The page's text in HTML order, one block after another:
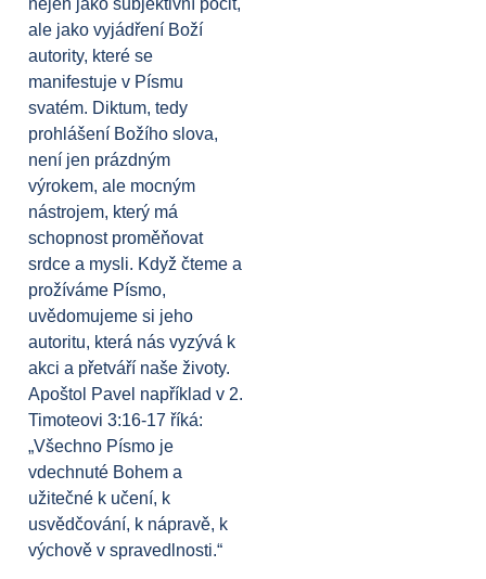
nejen jako subjektivní pocit,
ale jako vyjádření Boží
autority, které se
manifestuje v Písmu
svatém. Diktum, tedy
prohlášení Božího slova,
není jen prázdným
výrokem, ale mocným
nástrojem, který má
schopnost proměňovat
srdce a mysli. Když čteme a
prožíváme Písmo,
uvědomujeme si jeho
autoritu, která nás vyzývá k
akci a přetváří naše životy.
Apoštol Pavel například v 2.
Timoteovi 3:16-17 říká:
„Všechno Písmo je
vdechnuté Bohem a
užitečné k učení, k
usvědčování, k nápravě, k
výchově v spravedlnosti.“